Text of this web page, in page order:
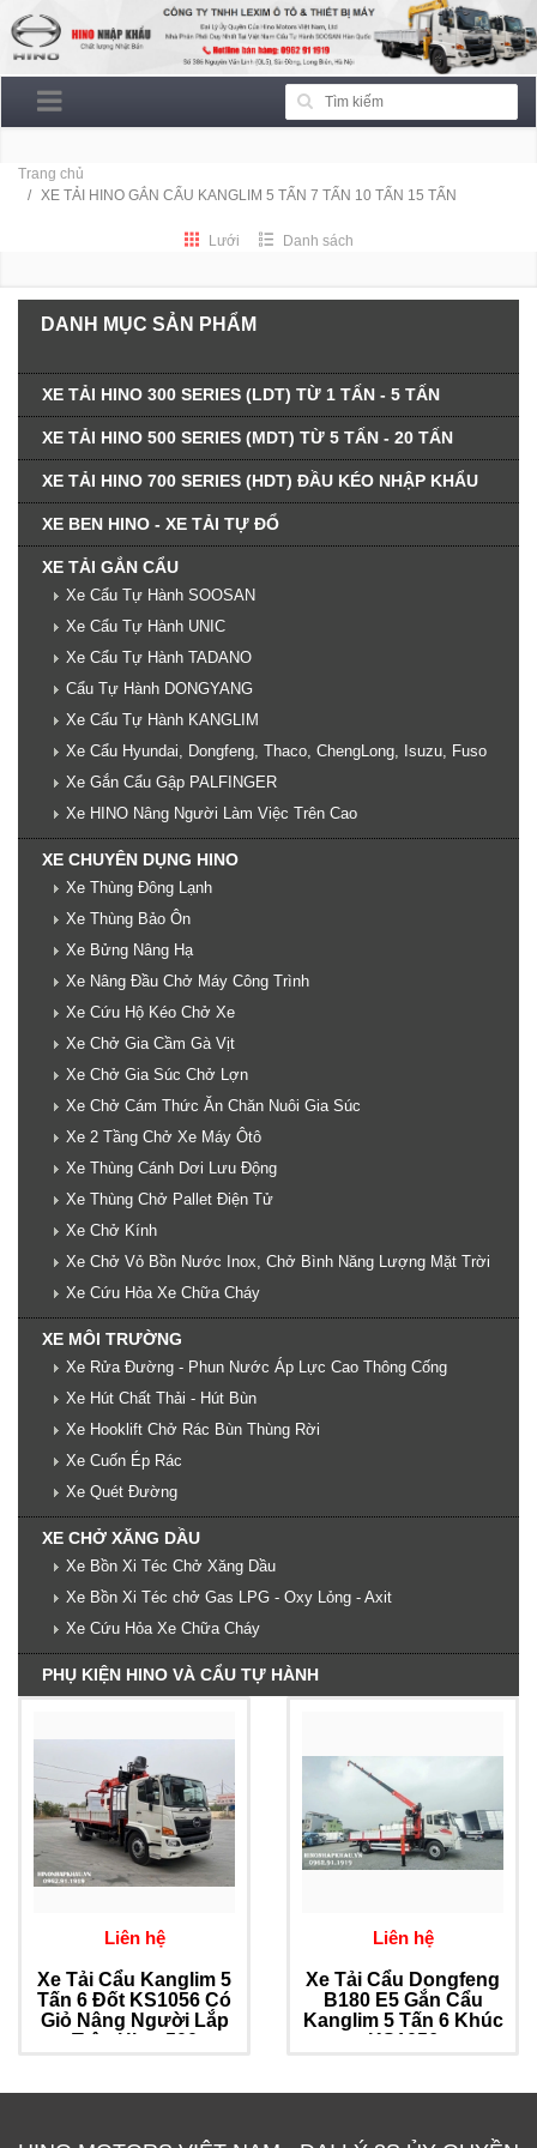
Trang chủ
XE TẢI HINO GẮN CẨU KANGLIM 5 TẤN 7 TẤN 10 TẤN 15 TẤN
Lưới Danh sách
DANH MỤC SẢN PHẨM
XE TẢI HINO 300 SERIES (LDT) TỪ 1 TẤN - 5 TẤN
XE TẢI HINO 500 SERIES (MDT) TỪ 5 TẤN - 20 TẤN
XE TẢI HINO 700 SERIES (HDT) ĐẦU KÉO NHẬP KHẨU
XE BEN HINO - XE TẢI TỰ ĐỔ
XE TẢI GẮN CẨU
Xe Cẩu Tự Hành SOOSAN
Xe Cẩu Tự Hành UNIC
Xe Cẩu Tự Hành TADANO
Cẩu Tự Hành DONGYANG
Xe Cẩu Tự Hành KANGLIM
Xe Cẩu Hyundai, Dongfeng, Thaco, ChengLong, Isuzu, Fuso
Xe Gắn Cẩu Gập PALFINGER
Xe HINO Nâng Người Làm Việc Trên Cao
XE CHUYÊN DỤNG HINO
Xe Thùng Đông Lạnh
Xe Thùng Bảo Ôn
Xe Bửng Nâng Hạ
Xe Nâng Đầu Chở Máy Công Trình
Xe Cứu Hộ Kéo Chở Xe
Xe Chở Gia Cầm Gà Vịt
Xe Chở Gia Súc Chở Lợn
Xe Chở Cám Thức Ăn Chăn Nuôi Gia Súc
Xe 2 Tầng Chở Xe Máy Ôtô
Xe Thùng Cánh Dơi Lưu Động
Xe Thùng Chở Pallet Điện Tử
Xe Chở Kính
Xe Chở Vỏ Bồn Nước Inox, Chở Bình Năng Lượng Mặt Trời
Xe Cứu Hỏa Xe Chữa Cháy
XE MÔI TRƯỜNG
Xe Rửa Đường - Phun Nước Áp Lực Cao Thông Cống
Xe Hút Chất Thải - Hút Bùn
Xe Hooklift Chở Rác Bùn Thùng Rời
Xe Cuốn Ép Rác
Xe Quét Đường
XE CHỞ XĂNG DẦU
Xe Bồn Xi Téc Chở Xăng Dầu
Xe Bồn Xi Téc chở Gas LPG - Oxy Lỏng - Axit
Xe Cứu Hỏa Xe Chữa Cháy
PHỤ KIỆN HINO VÀ CẨU TỰ HÀNH
Liên hệ
Xe Tải Cẩu Kanglim 5
Tấn 6 Đốt KS1056 Có
Giỏ Nâng Người Lắp
Trên Hino 500
Liên hệ
Xe Tải Cẩu Dongfeng
B180 E5 Gắn Cẩu
Kanglim 5 Tấn 6 Khúc
KS1056